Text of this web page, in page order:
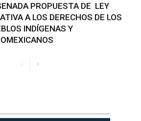
PROPUESTA DE LEY
A LOS DERECHOS DE LOS
INDÍGENAS Y